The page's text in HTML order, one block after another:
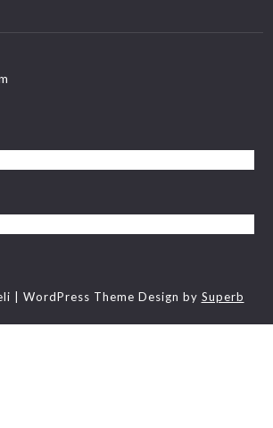
| WordPress Theme Design by Superb